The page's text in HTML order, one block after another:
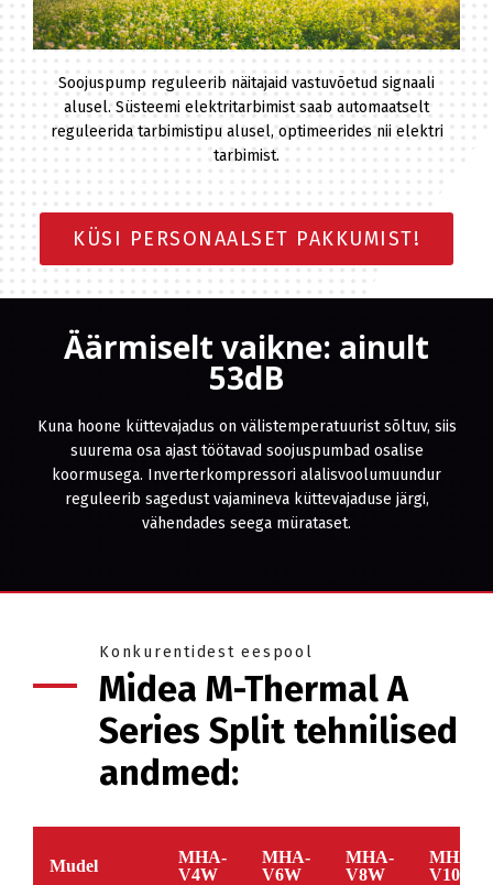
Soojuspump reguleerib näitajaid vastuvõetud signaali
alusel. Süsteemi elektritarbimist saab automaatselt
reguleerida tarbimistipu alusel, optimeerides nii elektri
tarbimist.
KÜSI PERSONAALSET PAKKUMIST!
Äärmiselt vaikne: ainult
53dB
Kuna hoone küttevajadus on välistemperatuurist sõltuv, siis
suurema osa ajast töötavad soojuspumbad osalise
koormusega. Inverterkompressori alalisvoolumuundur
reguleerib sagedust vajamineva küttevajaduse järgi,
vähendades seega mürataset.
Konkurentidest eespool
Midea M-Thermal A
Series Split tehnilised
andmed:
Mudel
MHA-
V4W
MHA-
V6W
MHA-
V8W
MHA-
V10W
Eesti Русский